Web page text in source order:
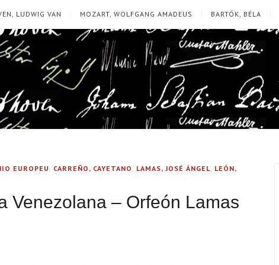
LUDWIG VAN MOZART, WOLFGANG AMADEUS BARTÓK, BÉLA
EUROPEU , CARREÑO, CAYETANO , LAMAS, JOSÉ ÁNGEL, LEÓN,
Venezolana – Orfeón Lamas